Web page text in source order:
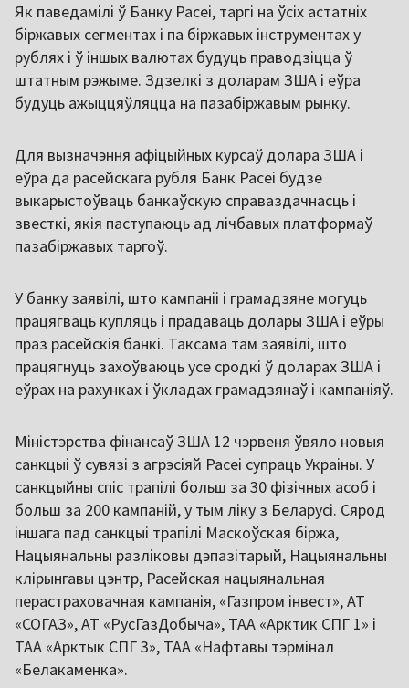
Як паведамілі ў Банку Расеі, таргі на ўсіх астатніх
біржавых сегментах і па біржавых інструментах у
рублях і ў іншых валютах будуць праводзіцца ў
штатным рэжыме. Здзелкі з доларам ЗША і еўра
будуць ажыццяўляцца на пазабіржавым рынку.
Для вызначэння афіцыйных курсаў долара ЗША і
еўра да расейскага рубля Банк Расеі будзе
выкарыстоўваць банкаўскую справаздачнасць і
звесткі, якія паступаюць ад лічбавых платформаў
пазабіржавых таргоў.
У банку заявілі, што кампаніі і грамадзяне могуць
працягваць купляць і прадаваць долары ЗША і еўры
праз расейскія банкі. Таксама там заявілі, што
працягнуць захоўваюць усе сродкі ў доларах ЗША і
еўрах на рахунках і ўкладах грамадзянаў і кампаніяў.
Міністэрства фінансаў ЗША 12 чэрвеня ўвяло новыя
санкцыі ў сувязі з агрэсіяй Расеі супраць Украіны. У
санкцыйны спіс трапілі больш за 30 фізічных асоб і
больш за 200 кампаній, у тым ліку з Беларусі. Сярод
іншага пад санкцыі трапілі Маскоўская біржа,
Нацыянальны разліковы дэпазітарый, Нацыянальны
клірынгавы цэнтр, Расейская нацыянальная
перастраховачная кампанія, «Газпром інвест», АТ
«СОГАЗ», АТ «РусГазДобыча», ТАА «Арктик СПГ 1» і
ТАА «Арктык СПГ 3», ТАА «Нафтавы тэрмінал
«Белакаменка».